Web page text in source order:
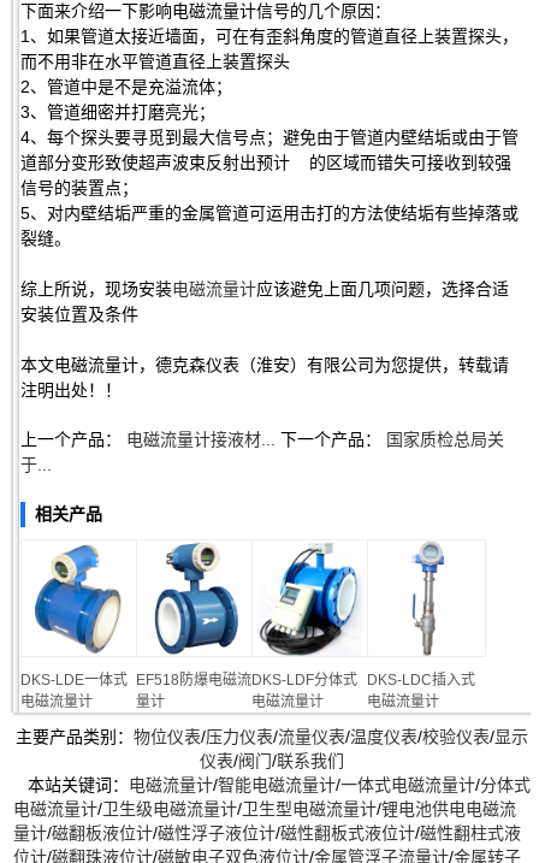
下面来介绍一下影响电磁流量计信号的几个原因：
1、如果管道太接近墙面，可在有歪斜角度的管道直径上装置探头，
而不用非在水平管道直径上装置探头
2、管道中是不是充溢流体；
3、管道细密并打磨亮光；
4、每个探头要寻觅到最大信号点；避免由于管道内壁结垢或由于管
道部分变形致使超声波束反射出预计 的区域而错失可接收到较强
信号的装置点；
5、对内壁结垢严重的金属管道可运用击打的方法使结垢有些掉落或
裂缝。
综上所说，现场安装电磁流量计应该避免上面几项问题，选择合适
安装位置及条件
本文电磁流量计，德克森仪表（淮安）有限公司为您提供，转载请
注明出处！！
上一个产品： 电磁流量计接液材... 下一个产品：
国家质检总局关
于...
相关产品
DKS-LDE一体式
电磁流量计
EF518防爆电磁流
量计
DKS-LDF分体式
电磁流量计
DKS-LDC插入式
电磁流量计
主要产品类别： 物位仪表/压力仪表/流量仪表/温度仪表/校验仪表/显示
仪表/阀门/联系我们
本站关键词： 电磁流量计/智能电磁流量计/一体式电磁流量计/分体式
电磁流量计/卫生级电磁流量计/卫生型电磁流量计/锂电池供电电磁流
量计/磁翻板液位计/磁性浮子液位计/磁性翻板式液位计/磁性翻柱式液
位计/磁翻珠液位计/磁敏电子双色液位计/金属管浮子流量计/金属转子